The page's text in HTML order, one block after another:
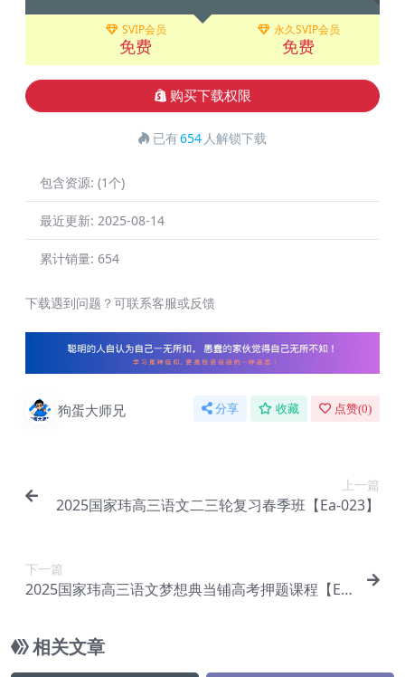
SVIP会员
免费
永久SVIP会员
免费
购买下载权限
已有654 人解锁下载
包含资源: (1个)
最近更新: 2025-08-14
累计销量: 654
下载遇到问题？可联系客服或反馈
狗蛋大师兄 分享 收藏 点赞(0)
上一篇
2025国家玮高三语文二三轮复习春季班【Ea-023】
下一篇
2025国家玮高三语文梦想典当铺高考押题课程【Ea
相关文章